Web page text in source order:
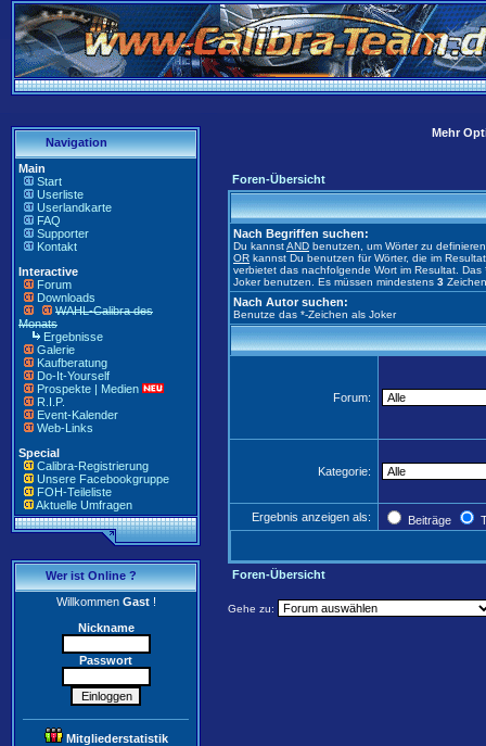
Navigation
Main
Start
Userliste
Userlandkarte
FAQ
Supporter
Kontakt
Interactive
Forum
Downloads
WAHL-Calibra des
Monats
Ergebnisse
Galerie
Kaufberatung
Do-It-Yourself
Prospekte | Medien
R.I.P.
Event-Kalender
Web-Links
Special
Calibra-Registrierung
Unsere Facebookgruppe
FOH-Teileliste
Aktuelle Umfragen
Wer ist Online ?
WillkommenGast!
Nickname
Passwort
Mitgliederstatistik
Mehr
Foren-Übersicht
Nach Begriffen suchen:
Du kannstAND benutzen, um Wörter zu
OR kannst Du benutzen für Wörter, die im
verbietet das nachfolgende Wort im Resultat. Das
Joker benutzen. Es müssen mindestens 3
Nach Autor suchen:
Benutze das *-Zeichen als Joker
Forum:
Kategorie:
Ergebnis anzeigen als: Beiträge
Foren-Übersicht
Gehe zu: